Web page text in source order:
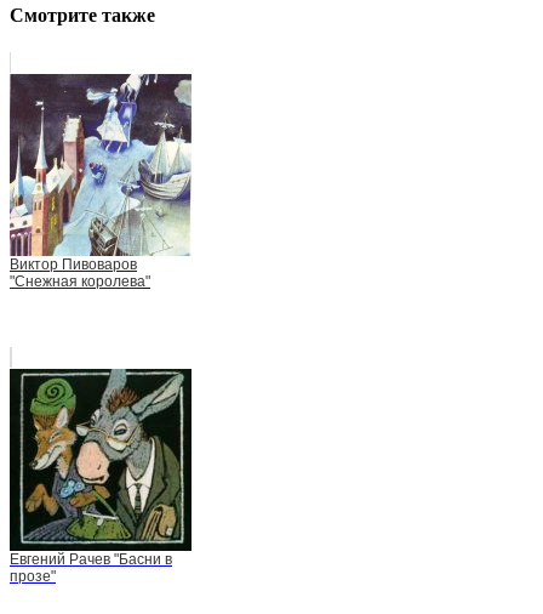
Смотрите также
Виктор Пивоваров
"Снежная королева"
Евгений Рачев "Басни в
прозе"